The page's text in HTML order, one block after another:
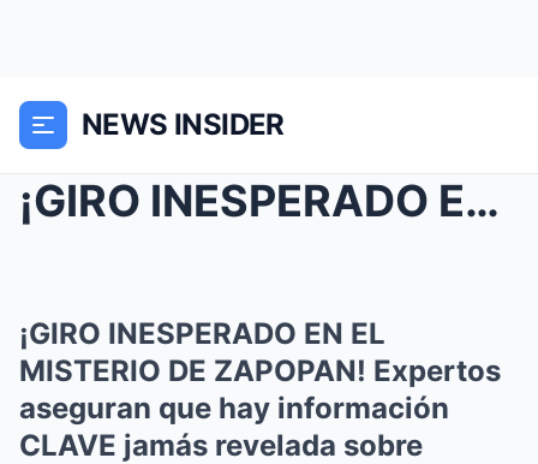
NEWS INSIDER
¡GIRO INESPERADO EN EL MISTERIO DE ZAPOPAN! Expert...
¡GIRO INESPERADO EN EL
MISTERIO DE ZAPOPAN! Expertos
aseguran que hay información
CLAVE jamás revelada sobre